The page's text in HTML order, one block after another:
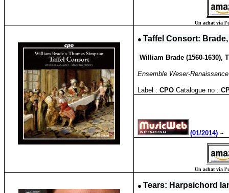
Un achat via
●Taffel Consort:
William Brade (1560-1630),
Ensemble Weser-
Label : CPOCatalogue no :
(01/2014) ~
Un achat via
●Tears: Harpsichord